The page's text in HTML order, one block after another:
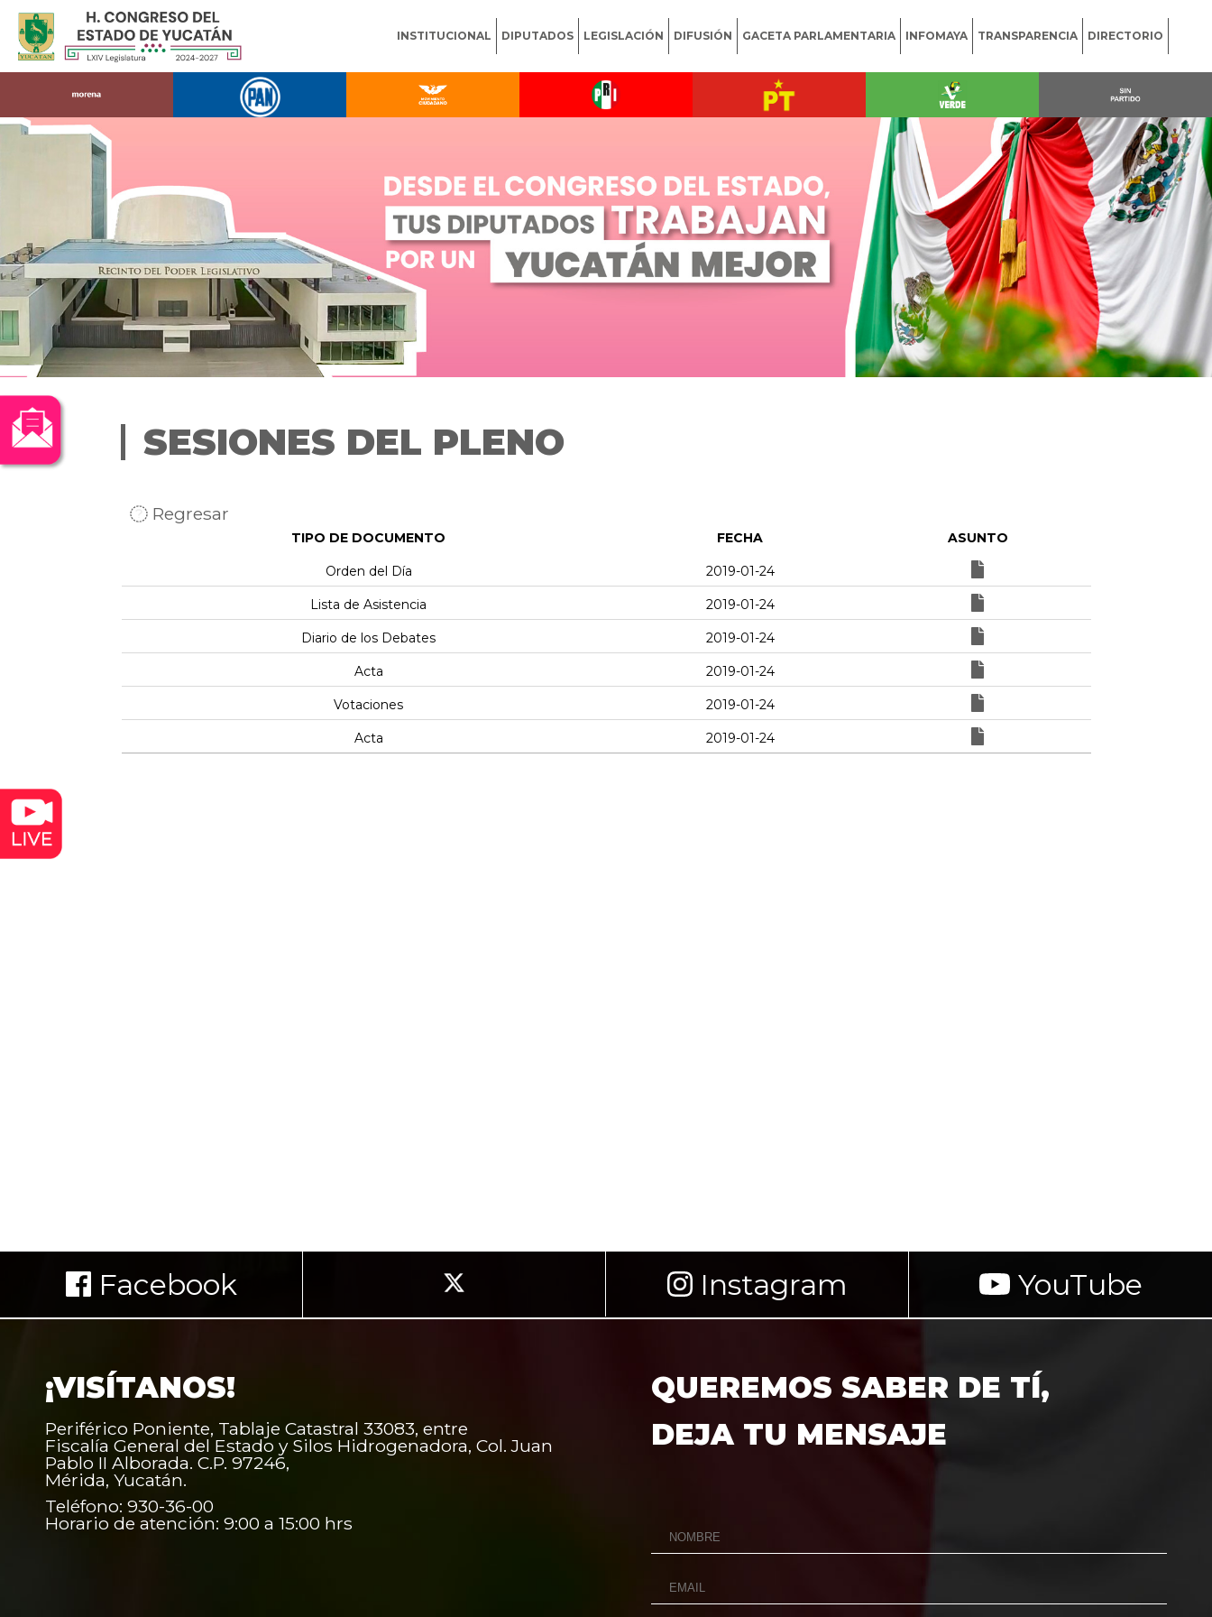
INSTITUCIONAL DIPUTADOS LEGISLACIÓN DIFUSIÓN GACETA PARLAMENTARIA INFOMAYA TRANSPARENCIA DIRECTORIO
SESIONES DEL PLENO
Regresar
TIPO DE DOCUMENTO FECHA ASUNTO
Orden del Día 2019-01-24
Lista de Asistencia 2019-01-24
Diario de los Debates 2019-01-24
Acta 2019-01-24
Votaciones 2019-01-24
Acta 2019-01-24
Facebook Instagram YouTube
¡VISÍTANOS!
Periférico Poniente, Tablaje Catastral 33083, entre
Fiscalía General del Estado y Silos Hidrogenadora, Col. Juan
Pablo II Alborada. C.P. 97246,
Mérida, Yucatán.
Teléfono: 930-36-00
Horario de atención: 9:00 a 15:00 hrs
QUEREMOS SABER DE TÍ,
DEJA TU MENSAJE